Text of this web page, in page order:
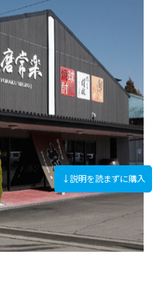
↓説明を読まずに購入